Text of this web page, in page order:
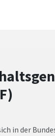
in der